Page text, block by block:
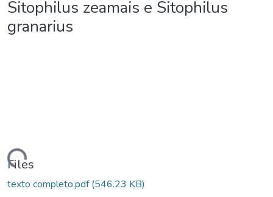
Sitophilus zeamais e Sitophilus
granarius
Files
texto completo.pdf(546.23 KB)